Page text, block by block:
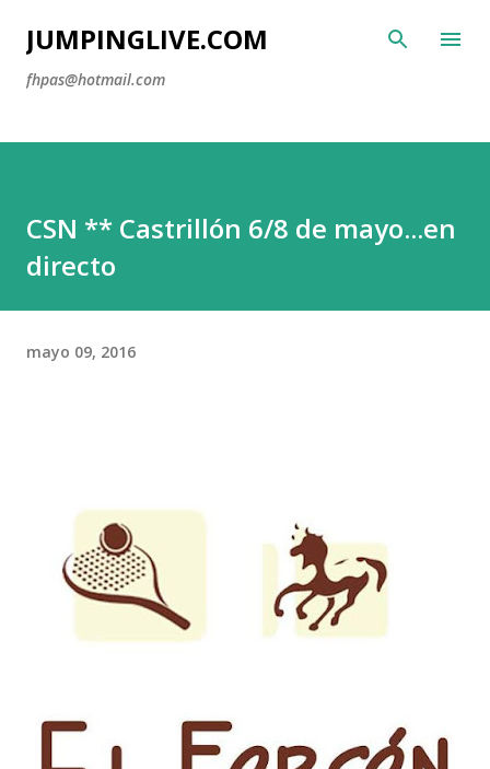
Ir al contenido principal
JUMPINGLIVE.COM
fhpas@hotmail.com
CSN ** Castrillón 6/8 de mayo...en
directo
mayo 09, 2016